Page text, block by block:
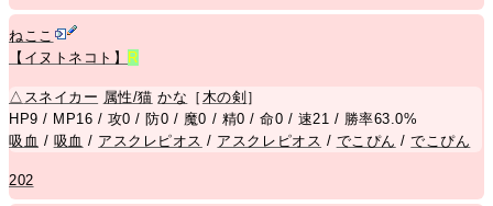
ねここ
【イヌトネコト】
R
△ スネイカー 属性/猫 かな ［ 木の剣 ］
HP9 / MP16 / 攻0 / 防0 / 魔0 / 精0 / 命0 / 速21 / 勝率63.0%
吸血 / 吸血 / アスクレピオス / アスクレピオス / でこぴん /でこぴん
202